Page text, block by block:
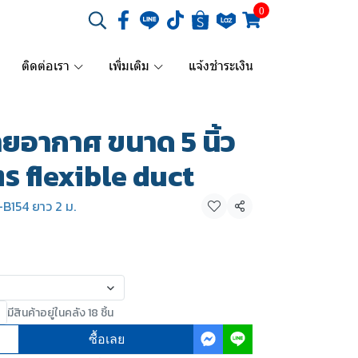
0
ติดต่อเรา เพิ่มเติม แจ้งชำระเงิน
อากาศ ขนาด 5 นิ้ว
ร flexible duct
ยาว 2 ม. แชร์
มีสินค้าอยู่ในคลัง 18 ชิ้น
ซื้อเลย